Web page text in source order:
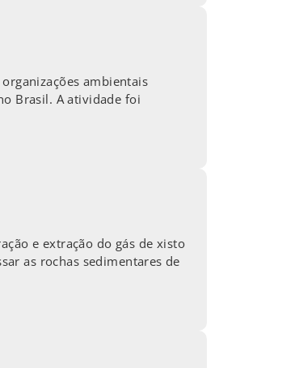
ambientais
Brasil. A atividade foi
e extração do gás de xisto
as rochas sedimentares de